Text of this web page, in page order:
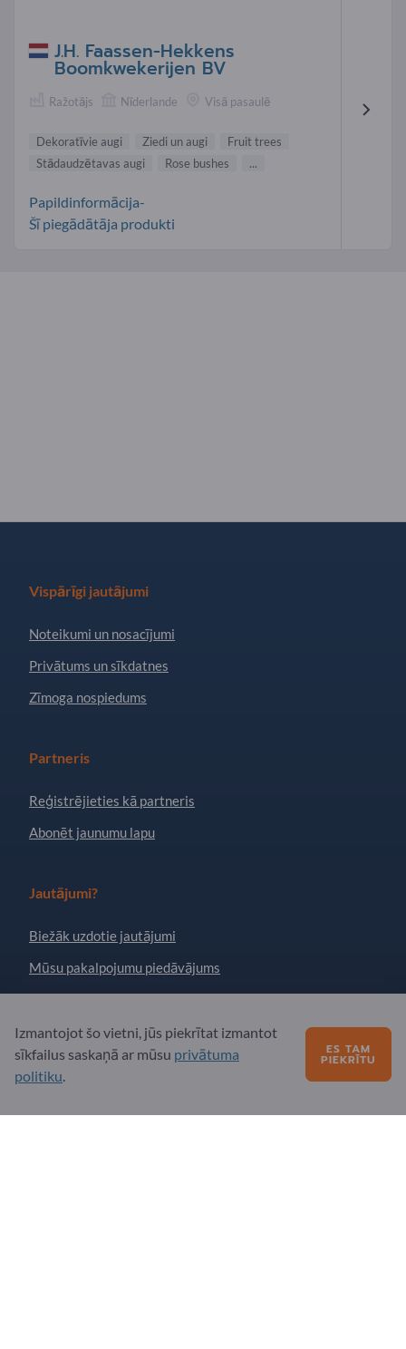
J.H. Faassen-Hekkens
Boomkwekerijen BV
Ražotājs Nīderlande Visā pasaulē
Dekoratīvie augi Ziedi un augi
Fruit trees
Stādaudzētavas augi
Rose bushes ...
Papildinformācija-
Šī piegādātāja produkti
Vispārīgi jautājumi
Noteikumi un nosacījumi
Privātums un sīkdatnes
Zīmoga nospiedums
Partneris
Reģistrējieties kā partneris
Abonēt jaunumu lapu
Jautājumi?
Biežāk uzdotie jautājumi
Mūsu pakalpojumu piedāvājums
Par mums
Ziņojums Exportpages
Exportpages International GmbH
Izmantojot šo vietni, jūs piekrītat izmantot
sīkfailus saskaņā ar mūsu privātuma
politiku.
ES TAM
PIEKRĪTU